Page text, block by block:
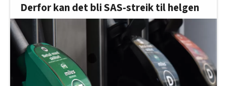
Derfor kan det bli SAS-streik til helgen